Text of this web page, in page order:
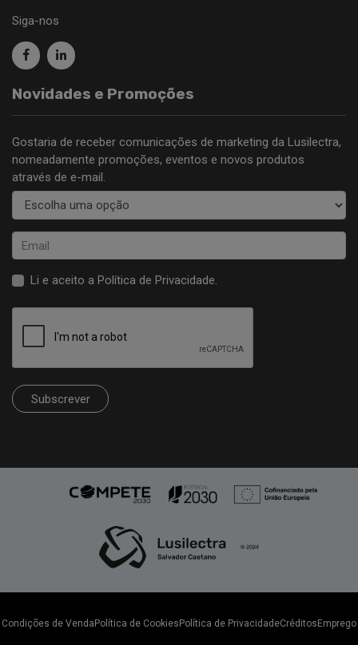
Siga-nos
Novidades e Promoções
Gostaria de receber comunicações de marketing da Lusilectra,
nomeadamente promoções, eventos e novos produtos
através de e-mail.
Li e aceito a Política de Privacidade.
Subscrever
Condições de Venda Política de Cookies Política de PrivacidadeCréditos Emprego